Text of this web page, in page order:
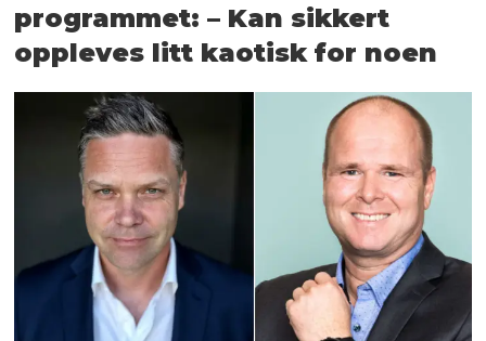
programmet: – Kan sikkert
oppleves litt kaotisk for noen